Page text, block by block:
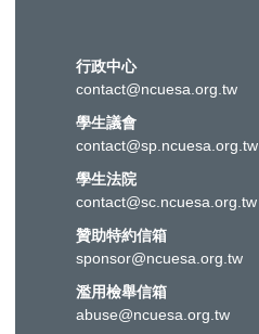
行政中心
contact@ncuesa.org.tw
學生議會
contact@sp.ncuesa.org.tw
學生法院
contact@sc.ncuesa.org.tw
贊助特約信箱
sponsor@ncuesa.org.tw
濫用檢舉信箱
abuse@ncuesa.org.tw